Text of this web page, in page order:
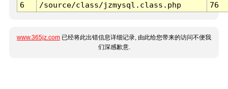
6
/source/class/jzmysql.class.php 76
www.365jz.com 已经将此出错信息详细记录, 由此给您带来的访问不便我
们深感歉意.